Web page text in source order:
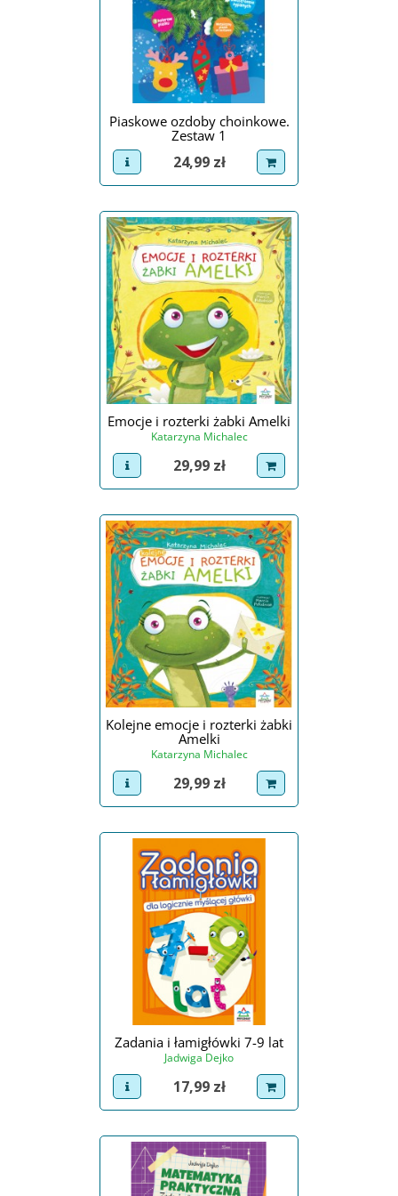
Piaskowe ozdoby choinkowe.
Zestaw 1
view product
Cena
24,99 zł dodaj do koszyka
Emocje i rozterki żabki Amelki
Katarzyna Michalec
view product
Cena
29,99 zł dodaj do koszyka
Kolejne emocje i rozterki żabki
Amelki
Katarzyna Michalec
view product
Cena
29,99 zł dodaj do koszyka
Zadania i łamigłówki 7-9 lat
Jadwiga Dejko
view product
Cena
17,99 zł dodaj do koszyka